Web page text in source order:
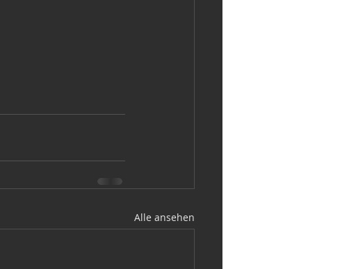
Alle ansehen